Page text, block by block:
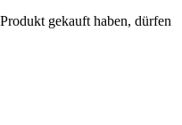
gekauft haben, dürfen